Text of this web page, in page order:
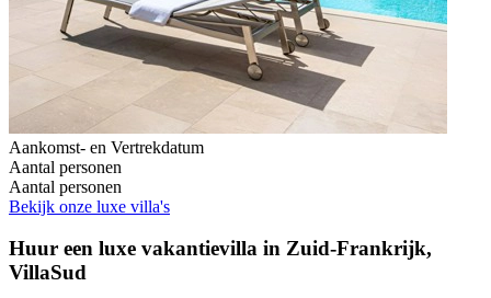
Aankomst- en Vertrekdatum
Aantal personen
Aantal personen
Bekijk onze luxe villa's
Huur een luxe vakantievilla in Zuid-Frankrijk,
VillaSud